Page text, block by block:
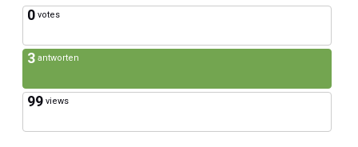
0 votes
3 antworten
99 views